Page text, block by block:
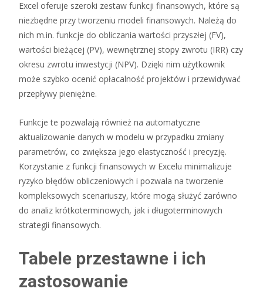
Excel oferuje szeroki zestaw funkcji finansowych, które są
niezbędne przy tworzeniu modeli finansowych. Należą do
nich m.in. funkcje do obliczania wartości przyszłej (FV),
wartości bieżącej (PV), wewnętrznej stopy zwrotu (IRR) czy
okresu zwrotu inwestycji (NPV). Dzięki nim użytkownik
może szybko ocenić opłacalność projektów i przewidywać
przepływy pieniężne.
Funkcje te pozwalają również na automatyczne
aktualizowanie danych w modelu w przypadku zmiany
parametrów, co zwiększa jego elastyczność i precyzję.
Korzystanie z funkcji finansowych w Excelu minimalizuje
ryzyko błędów obliczeniowych i pozwala na tworzenie
kompleksowych scenariuszy, które mogą służyć zarówno
do analiz krótkoterminowych, jak i długoterminowych
strategii finansowych.
Tabele przestawne i ich
zastosowanie